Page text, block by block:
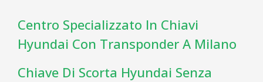
Centro Specializzato In Chiavi
Hyundai Con Transponder A Milano
Chiave Di Scorta Hyundai Senza